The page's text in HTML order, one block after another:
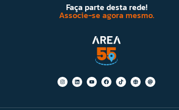
Faça parte desta rede!
Associe-se agora mesmo.